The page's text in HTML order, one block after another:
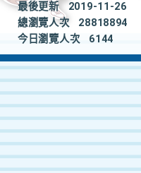
最後更新
2019-11-26
總瀏覽人次
28818894
今日瀏覽人次
6144